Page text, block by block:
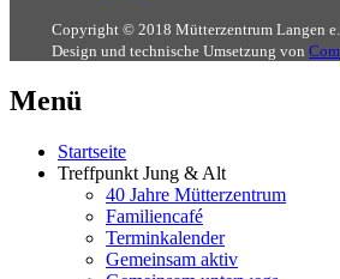
Copyright © 2018 Mütterzentrum Langen
Design und technische Umsetzung von
Menü
Startseite
Treffpunkt Jung & Alt
40 Jahre Mütterzentrum
Familiencafé
Terminkalender
Gemeinsam aktiv